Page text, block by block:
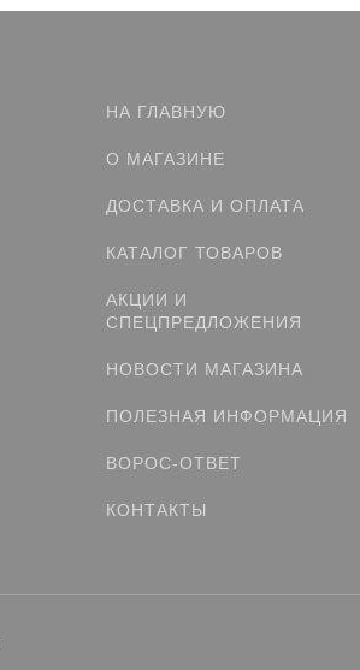
НА ГЛАВНУЮ
О МАГАЗИНЕ
ДОСТАВКА И ОПЛАТА
КАТАЛОГ ТОВАРОВ
АКЦИИ И
СПЕЦПРЕДЛОЖЕНИЯ
НОВОСТИ МАГАЗИНА
ПОЛЕЗНАЯ ИНФОРМАЦИЯ
ВОРОС-ОТВЕТ
КОНТАКТЫ